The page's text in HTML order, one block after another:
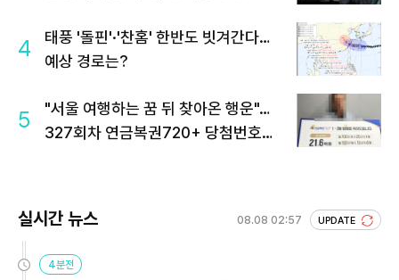
4
태풍 '돌핀'·'찬홈' 한반도 빗겨간다…
예상 경로는?
5
"서울 여행하는 꿈 뒤 찾아온 행운"…
327회차 연금복권720+ 당첨번호조
실시간 뉴스 08.08 02:57 UPDATE
4분전